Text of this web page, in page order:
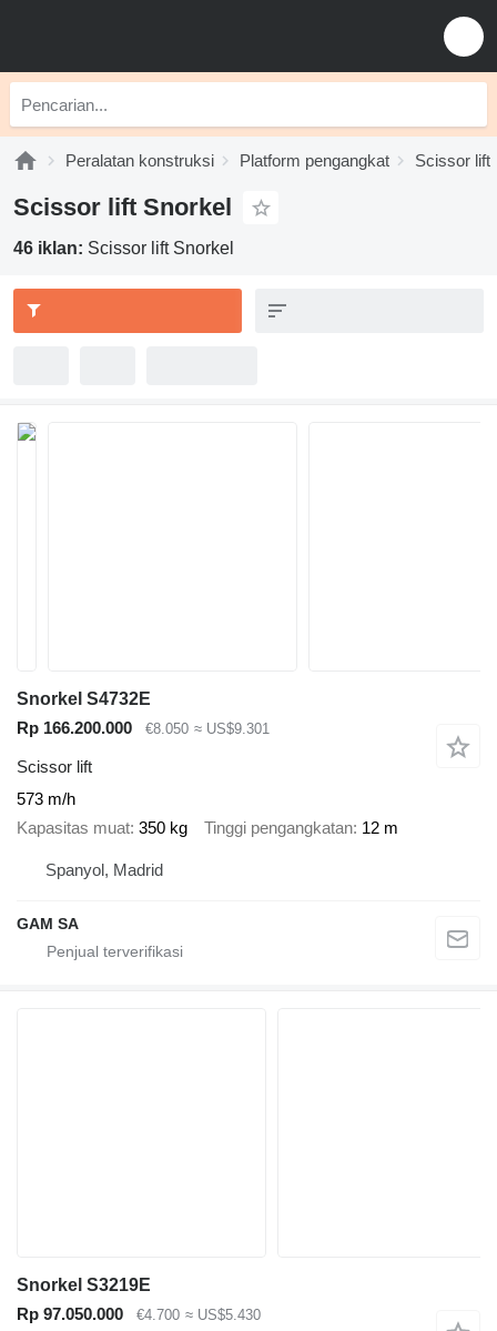
Peralatan konstruksi Platform pengangkat Scissor lift
Scissor lift Snorkel
46 iklan: Scissor lift Snorkel
Snorkel S4732E
Rp 166.200.000
€8.050 ≈ US$9.301
Scissor lift
573 m/h
Kapasitas muat 350 kg Tinggi pengangkatan 12 m
Spanyol, Madrid
GAM SA
Snorkel S3219E
Rp 97.050.000
€4.700 ≈ US$5.430